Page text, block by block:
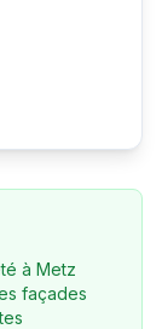
à Metz
façades